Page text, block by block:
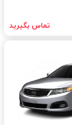
تماس بگیرید